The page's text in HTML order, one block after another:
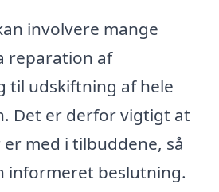
involvere mange
reparation af
til udskiftning af hele
Det er derfor vigtigt at
med i tilbuddene, så
informeret beslutning.